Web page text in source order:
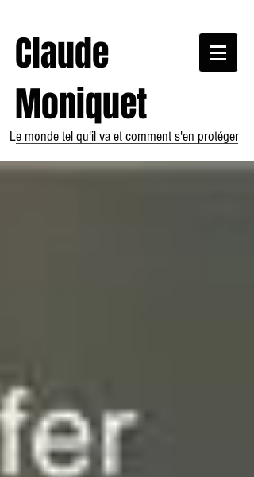
Claude
Moniquet
Le monde tel qu'il va et comment s'en protéger